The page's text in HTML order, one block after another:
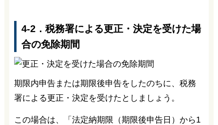
4-2．税務署による更正・決定を受けた場
合の免除期間
期限内申告または期限後申告をしたのちに、税務
署による更正・決定を受けたとしましょう。
この場合は、「法定納期限（期限後申告日）から1